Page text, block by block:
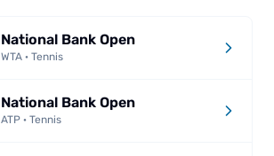
National Bank Open
WTA · Tennis
National Bank Open
ATP · Tennis